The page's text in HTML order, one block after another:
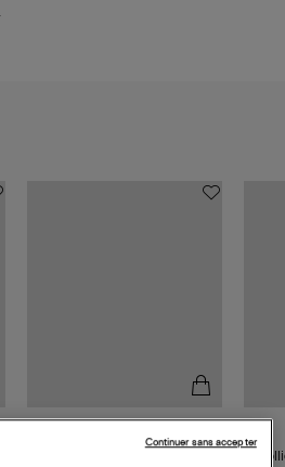
VANRYCKEContinuer sans accepter